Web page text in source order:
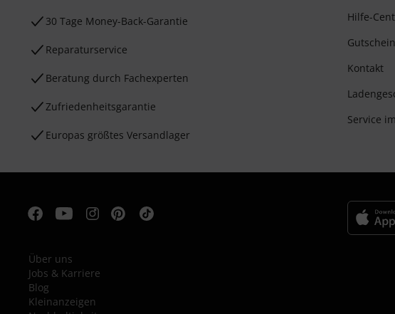
30 Tage Money-Back-Garantie
Reparaturservice
Beratung durch Fachexperten
Zufriedenheitsgarantie
Europas größtes Versandlager
Hilfe-
Kontakt
Service
Über uns
Jobs & Karriere
Blog
Kleinanzeigen